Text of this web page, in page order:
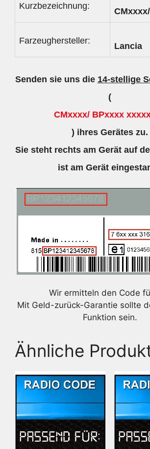
Kurzbezeichnung:
Farzeughersteller:
Lancia
Senden sie uns die 14-stellige
(
CMxxxx/ BPxxxx
) ihres Gerätes zu.
Sie steht rechts am Gerät auf
ist am Gerät
Wir ermitteln den Code
Mit Geld-zurück-Garantie sollte
Funktion sein.
Ähnliche